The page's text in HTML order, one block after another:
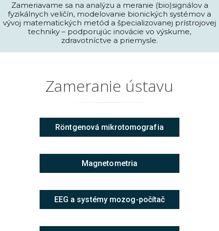
Zameriavame sa na analýzu a meranie (bio)signálov a
fyzikálnych veličín, modelovanie bionických systémov a
vývoj matematických metód a špecializovanej prístrojovej
techniky – podporujúc inovácie vo výskume,
zdravotníctve a priemysle.
Zameranie ústavu
Röntgenová mikrotomografia
Magnetometria
EEG a systémy mozog-počítač